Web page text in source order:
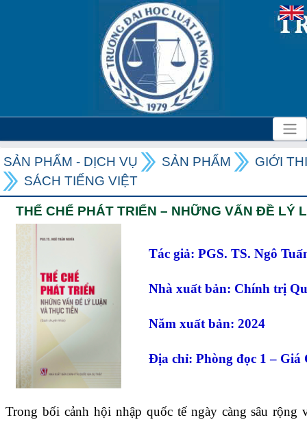
SẢN PHẨM - DỊCH VỤ SẢN PHẨM
GIỚI
SÁCH TIẾNG VIỆT
THỂ CHẾ PHÁT TRIỂN – NHỮNG VẤN ĐỀ LÝ
Tác giả: PGS. TS. Ngô
Nhà xuất bản: Chính trị
Năm xuất bản: 2024
Địa chỉ: Phòng đọc 1 – Giá
Trong bối cảnh hội nhập quốc tế ngày càng sâu rộng